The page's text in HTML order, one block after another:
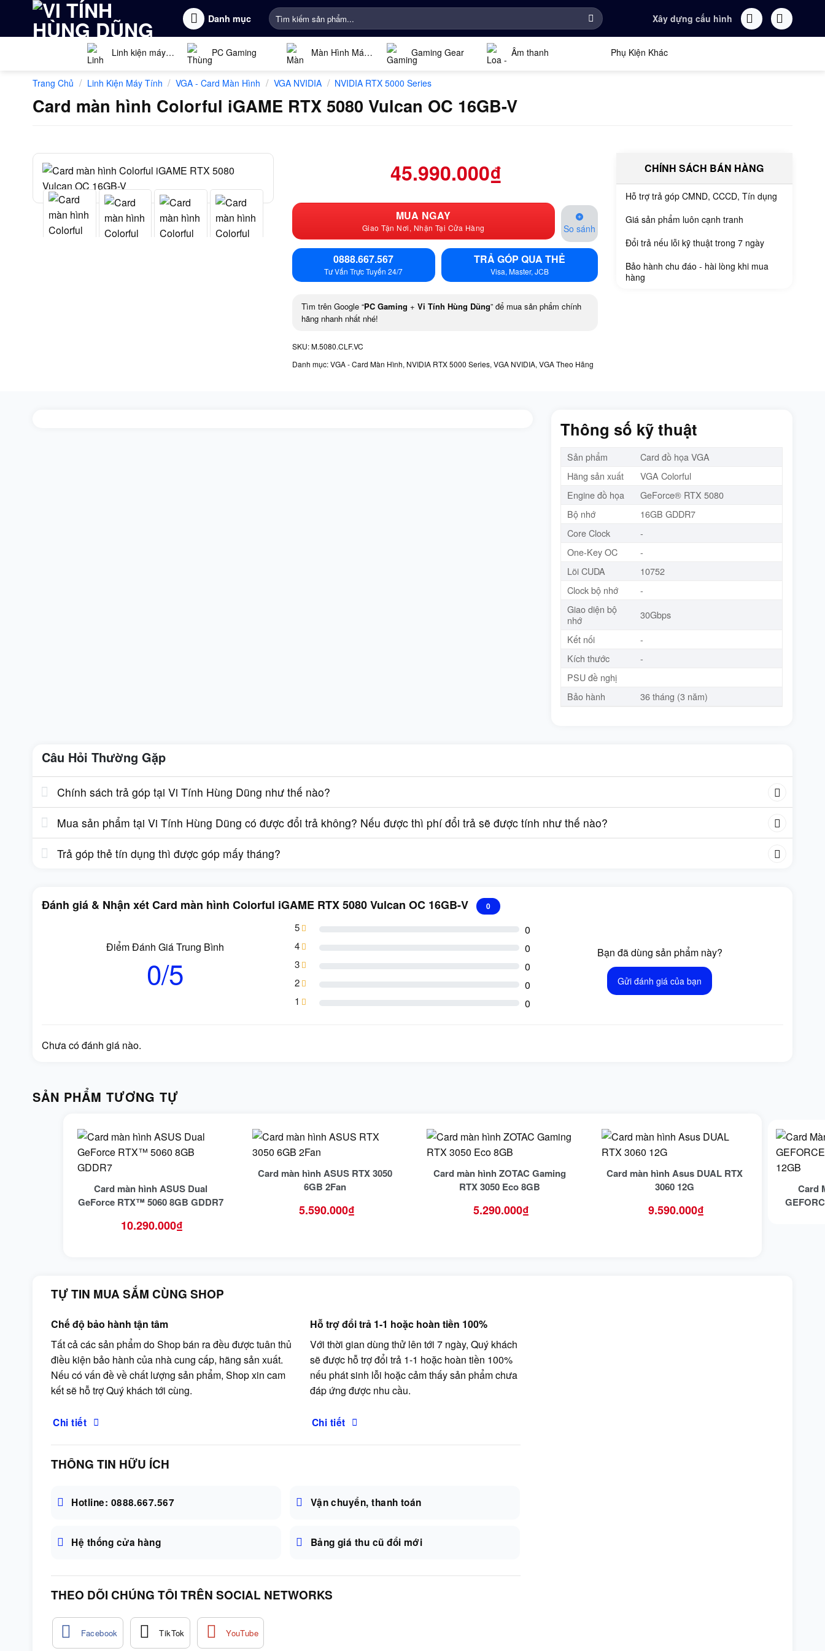
nội
Danh mục
Tìm
kiếm:
Xây dựng cấu hình
Linh kiện máy
PC Gaming
Màn Hình Máy
Gaming Gear Âm thanh Phụ Kiện Khác
Trang Chủ / Linh Kiện Máy Tính / VGA - Card Màn Hình / VGA NVIDIA / NVIDIA RTX 5000 Series
Card màn hình Colorful iGAME RTX 5080 Vulcan OC 16GB-V
45.990.000₫
MUA NGAY
Giao Tận Nơi, Nhận Tại Cửa Hàng So sánh
0888.667.567
Tư Vấn Trực Tuyến 24/7
TRẢ GÓP QUA THẺ
Visa, Master, JCB
Tìm trên Google “PC Gaming + Vi Tính Hùng Dũng” để mua sản phẩm chính
hãng nhanh nhất nhé!
SKU:M.5080.CLF.VC
Danh mục:VGA - Card Màn Hình, NVIDIA RTX 5000 Series, VGA NVIDIA, VGA Theo Hãng
CHÍNH SÁCH BÁN HÀNG
Hỗ trợ trả góp CMND, CCCD, Tín dụng
Giá sản phẩm luôn cạnh tranh
Đổi trả nếu lỗi kỹ thuật trong 7 ngày
Bảo hành chu đáo - hài lòng khi mua
hàng
Thông số kỹ thuật
Sản phẩm
Card đồ họa VGA
Hãng sản xuất
VGA Colorful
Engine đồ họa
GeForce® RTX 5080
Bộ nhớ
16GB GDDR7
Core Clock
-
One-Key OC
-
Lõi CUDA
10752
Clock bộ nhớ
-
Giao diện bộ
nhớ
30Gbps
Kết nối
-
Kích thước
-
PSU đề nghị
Bảo hành
36 tháng (3 năm)
Câu Hỏi Thường Gặp
Chính sách trả góp tại Vi Tính Hùng Dũng như thế nào?
Mua sản phẩm tại Vi Tính Hùng Dũng có được đổi trả không? Nếu được thì phí đổi trả sẽ được tính như thế nào?
Trả góp thẻ tín dụng thì được góp mấy tháng?
Đánh giá & Nhận xét Card màn hình Colorful iGAME RTX 5080 Vulcan OC 16GB-V 0
Điểm Đánh Giá Trung Bình
0/5
5 0
4 0
3 0
2 0
1 0
Bạn đã dùng sản phẩm này?
Gửi đánh giá của bạn
Chưa có đánh giá nào.
SẢN PHẨM TƯƠNG TỰ
Card màn hình ASUS Dual
GeForce RTX™ 5060 8GB GDDR7
10.290.000₫
Card màn hình ASUS RTX 3050
6GB 2Fan
5.590.000₫
Card màn hình ZOTAC Gaming
RTX 3050 Eco 8GB
5.290.000₫
Card màn hình Asus DUAL RTX
3060 12G
9.590.000₫
Card
TỰ TIN MUA SẮM CÙNG SHOP
Chế độ bảo hành tận tâm
Tất cả các sản phẩm do Shop bán ra đều được tuân thủ
điều kiện bảo hành của nhà cung cấp, hãng sản xuất.
Nếu có vấn đề về chất lượng sản phẩm, Shop xin cam
kết sẽ hỗ trợ Quý khách tới cùng.
Chi tiết
Hỗ trợ đổi trả 1-1 hoặc hoàn tiền 100%
Với thời gian dùng thử lên tới 7 ngày, Quý khách
sẽ được hỗ trợ đổi trả 1-1 hoặc hoàn tiền 100%
nếu phát sinh lỗi hoặc cảm thấy sản phẩm chưa
đáp ứng được nhu cầu.
Chi tiết
THÔNG TIN HỮU ÍCH
Hotline: 0888.667.567 Vận chuyển, thanh toán
Hệ thống cửa hàng Bảng giá thu cũ đổi mới
THEO DÕI CHÚNG TÔI TRÊN SOCIAL NETWORKS